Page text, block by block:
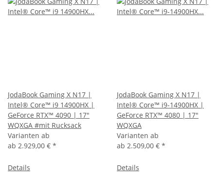
JodaBook Gaming X N17 |
Intel® Core™ i9 14900HX |
GeForce RTX™ 4090 | 17"
WQXGA #mit Rucksack
Varianten ab
ab 2.929,00 € *
Details
JodaBook Gaming X N17 |
Intel® Core™ i9-14900HX |
GeForce RTX™ 4080 | 17"
WQXGA
Varianten ab
ab 2.509,00 € *
Details